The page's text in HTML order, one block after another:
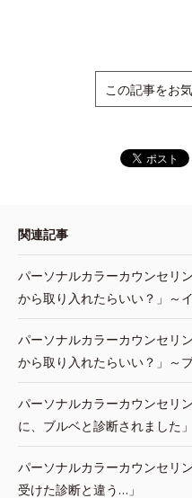
この記事をお
関連記事
パーソナルカラーカウンセリ
から取り入れたらいい？」～
パーソナルカラーカウンセリ
から取り入れたらいい？」～
パーソナルカラーカウンセリ
に、ブルベと診断されました」
パーソナルカラーカウンセリ
受けた診断と違う…」